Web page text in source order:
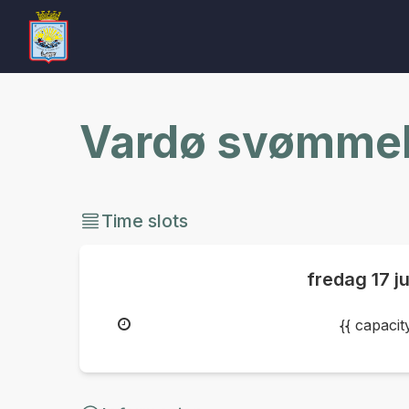
Vardø
Time slots
fredag 17
{{